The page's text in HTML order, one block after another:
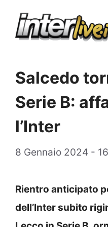
Salcedo
Serie B:
l’Inter
8 Gennaio 2024 -
Rientro anticipato
dell’Inter subito